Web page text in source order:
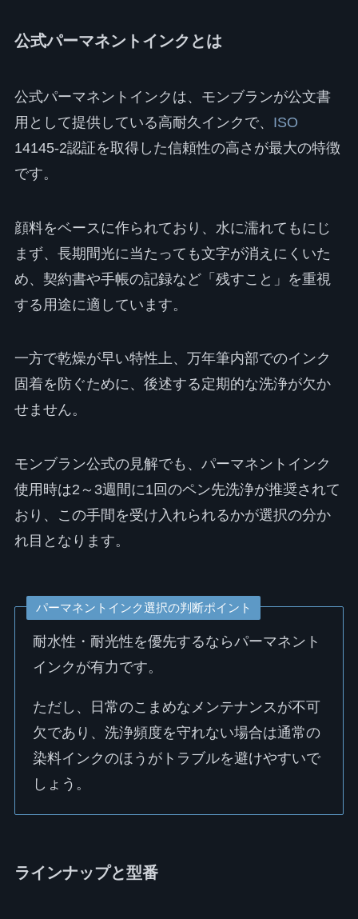
公式パーマネントインクとは
公式パーマネントインクは、モンブランが公文書
用として提供している高耐久インクで、 ISO
14145-2認証を取得した信頼性の高さが最大の特徴
です。
顔料をベースに作られており、水に濡れてもにじ
まず、長期間光に当たっても文字が消えにくいた
め、契約書や手帳の記録など「残すこと」を重視
する用途に適しています。
一方で乾燥が早い特性上、万年筆内部でのインク
固着を防ぐために、後述する定期的な洗浄が欠か
せません。
モンブラン公式の見解でも、パーマネントインク
使用時は2～3週間に1回のペン先洗浄が推奨されて
おり、この手間を受け入れられるかが選択の分か
れ目となります。
パーマネントインク選択の判断ポイント
耐水性・耐光性を優先するならパーマネント
インクが有力です。
ただし、日常のこまめなメンテナンスが不可
欠であり、洗浄頻度を守れない場合は通常の
染料インクのほうがトラブルを避けやすいで
しょう。
ラインナップと型番